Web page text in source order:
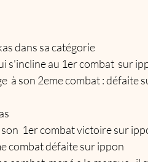
dans sa catégorie
s'incline au 1er combat  sur
à son 2eme combat : défaite
1er combat victoire sur
combat défaite sur ippon